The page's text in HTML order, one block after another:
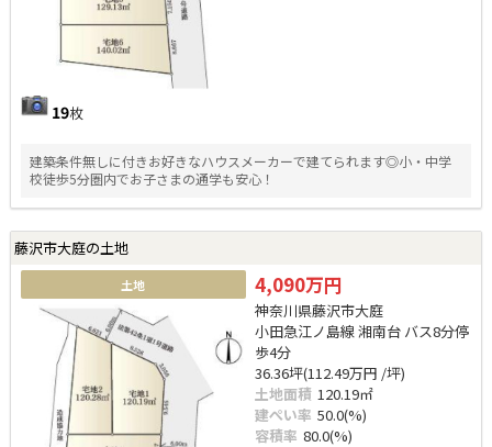
19枚
建築条件無しに付きお好きなハウスメーカーで建てられます◎小・中学
校徒歩5分圏内でお子さまの通学も安心！
藤沢市大庭の土地
土地 4,090万円
神奈川県藤沢市大庭
小田急江ノ島線 湘南台 バス8分停
歩4分
36.36坪(112.49万円 /坪)
土地面積 120.19㎡
建ぺい率 50.0(%)
容積率 80.0(%)